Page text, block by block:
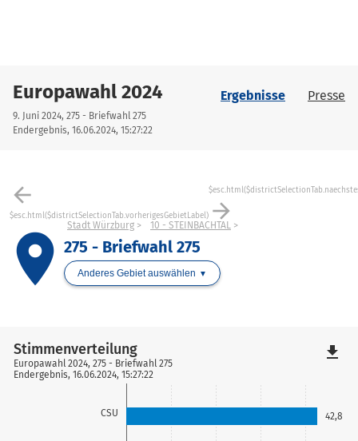
Europawahl 2024
9. Juni 2024, 275 - Briefwahl 275
Endergebnis, 16.06.2024, 15:27:22
Ergebnisse Presse
arrow_back
$esc.html($districtSelectionTab.vorherigesGebietLabel) arrow_forward
place
Stadt Würzburg 10 - STEINBACHTAL
275 - Briefwahl 275
Anderes Gebiet auswählen
CSU 42,8
Stimmenverteilung
Europawahl 2024, 275 - Briefwahl 275
Endergebnis, 16.06.2024, 15:27:22
file_download